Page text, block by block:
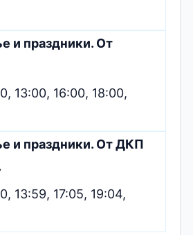
и праздники. От
13:00, 16:00, 18:00,
и праздники. От ДКП
13:59, 17:05, 19:04,